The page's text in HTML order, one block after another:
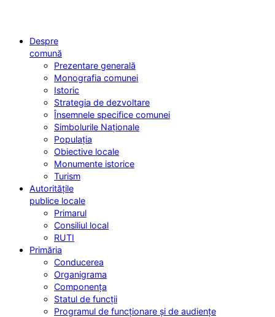
Despre
comună
Prezentare generală
Monografia comunei
Istoric
Strategia de dezvoltare
Însemnele specifice comunei
Simbolurile Naționale
Populația
Obiective locale
Monumente istorice
Turism
Autoritățile
publice locale
Primarul
Consiliul local
RUTI
Primăria
Conducerea
Organigrama
Componența
Statul de funcții
Programul de funcționare și de audiențe